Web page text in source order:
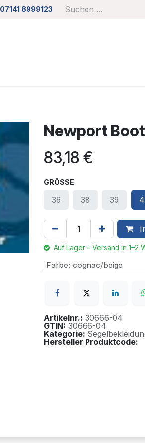
07141 8999123
Newport
83,18 €
GRÖSSE
36 38 39
Auf Lager – Versand in 1–2
Farbe: cognac/beige
Artikelnr.: 30666-04
GTIN: 30666-04
Kategorie:
Hersteller Produktcode: